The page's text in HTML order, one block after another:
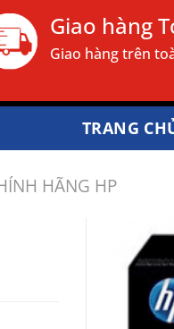
Giao hàng
Giao hàng trên
TRANG
HÃNG HP